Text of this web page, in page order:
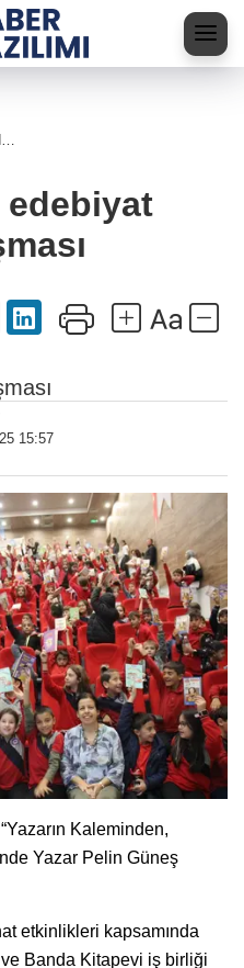
edebiyat
15:57
Kaleminden,
Yazar Pelin Güneş
etkinlikleri kapsamında
Banda Kitapevi iş birliği